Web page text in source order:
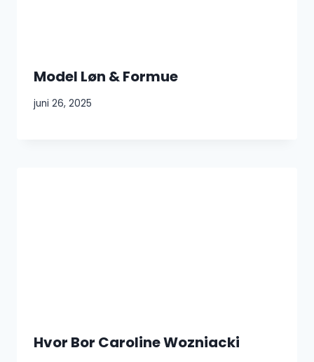
Model Løn & Formue
juni 26, 2025
Hvor Bor Caroline Wozniacki